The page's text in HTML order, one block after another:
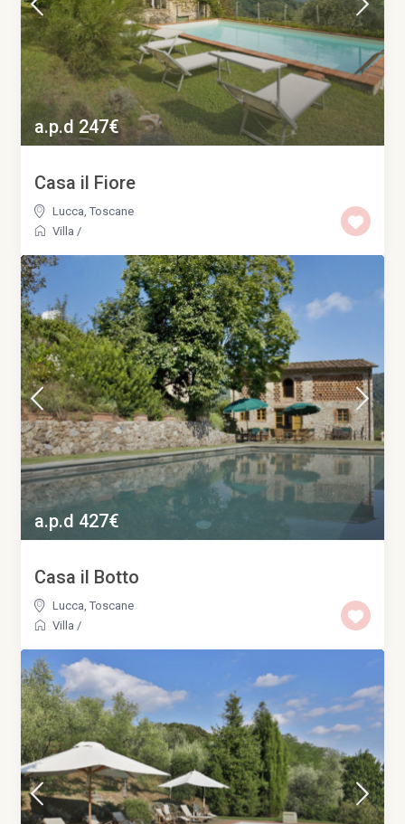
a.p.d 247€
Casa il Fiore
Lucca ,Toscane
Villa /
a.p.d 427€
Casa il Botto
Lucca,Toscane
Villa /